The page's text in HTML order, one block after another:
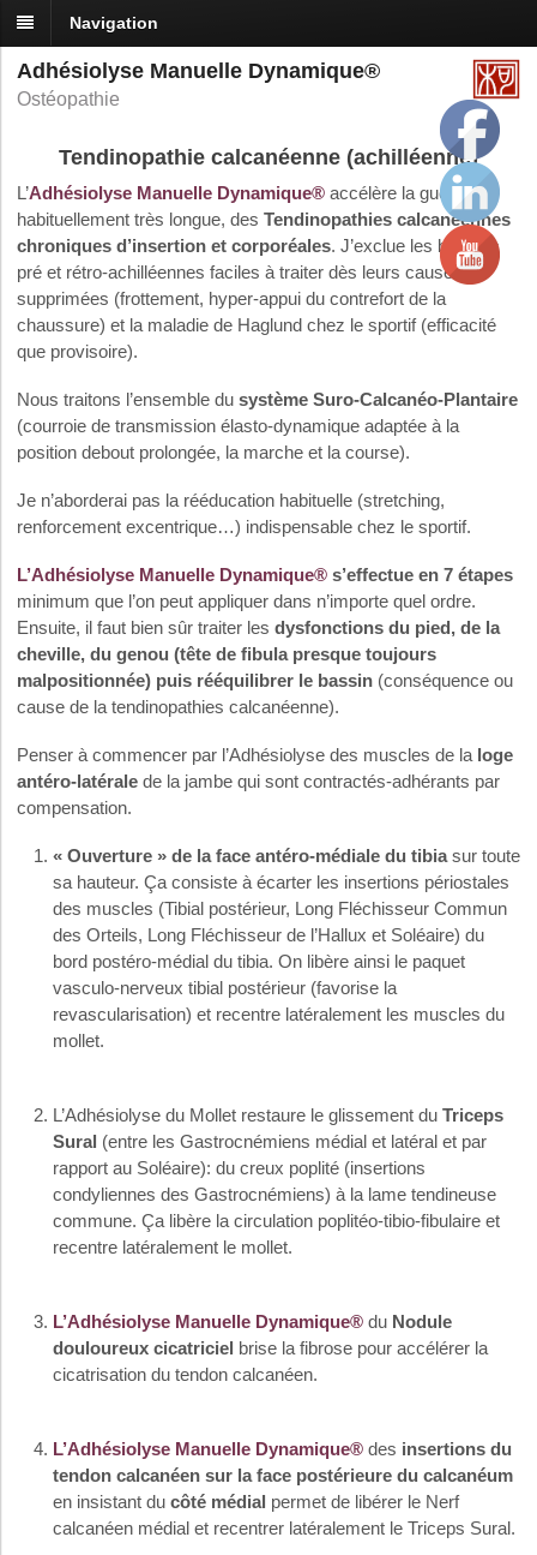
Navigation
Adhésiolyse Manuelle Dynamique®
Ostéopathie
Tendinopathie calcanéenne (achilléenne)
L’Adhésiolyse Manuelle Dynamique® accélère la guérison,
habituellement très longue, des Tendinopathies calcanéennes
chroniques d’insertion et corporéales. J’exclue les bursites
pré et rétro-achilléennes faciles à traiter dès leurs causes
supprimées (frottement, hyper-appui du contrefort de la
chaussure) et la maladie de Haglund chez le sportif (efficacité
que provisoire).
Nous traitons l’ensemble du système Suro-Calcanéo-Plantaire
(courroie de transmission élasto-dynamique adaptée à la
position debout prolongée, la marche et la course).
Je n’aborderai pas la rééducation habituelle (stretching,
renforcement excentrique…) indispensable chez le sportif.
L’Adhésiolyse Manuelle Dynamique® s’effectue en 7 étapes
minimum que l’on peut appliquer dans n’importe quel ordre.
Ensuite, il faut bien sûr traiter les dysfonctions du pied, de la
cheville, du genou (tête de fibula presque toujours
malpositionnée) puis rééquilibrer le bassin (conséquence ou
cause de la tendinopathies calcanéenne).
Penser à commencer par l’Adhésiolyse des muscles de la loge
antéro-latérale de la jambe qui sont contractés-adhérants par
compensation.
« Ouverture » de la face antéro-médiale du tibiasur toute
sa hauteur. Ça consiste à écarter les insertions périostales
des muscles (Tibial postérieur, Long Fléchisseur Commun
des Orteils, Long Fléchisseur de l’Hallux et Soléaire) du
bord postéro-médial du tibia. On libère ainsi le paquet
vasculo-nerveux tibial postérieur (favorise la
revascularisation) et recentre latéralement les muscles du
mollet.
L’Adhésiolyse du Mollet restaure le glissement du Triceps
Sural (entre les Gastrocnémiens médial et latéral et par
rapport au Soléaire): du creux poplité (insertions
condyliennes des Gastrocnémiens) à la lame tendineuse
commune. Ça libère la circulation poplitéo-tibio-fibulaire et
recentre latéralement le mollet.
L’Adhésiolyse Manuelle Dynamique® du Nodule
douloureux cicatriciel brise la fibrose pour accélérer la
cicatrisation du tendon calcanéen.
L’Adhésiolyse Manuelle Dynamique® des insertions du
tendon calcanéen sur la face postérieure du calcanéum
en insistant du côté médial permet de libérer le Nerf
calcanéen médial et recentrer latéralement le Triceps Sural.